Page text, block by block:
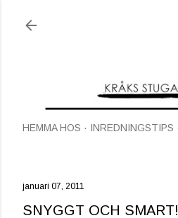
HEMMA HOS INREDNINGSTIPS
januari 07, 2011
SNYGGT OCH SMART!